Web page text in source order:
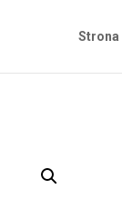
Strona